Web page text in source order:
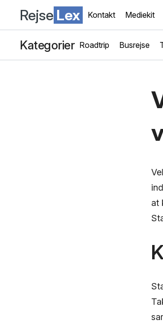
Rejse Lex Kontakt Mediekit
Kategorier Roadtrip Busrejse
at